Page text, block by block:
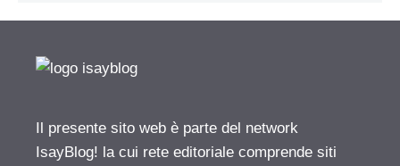
Il presente sito web è parte del network
IsayBlog! la cui rete editoriale comprende siti